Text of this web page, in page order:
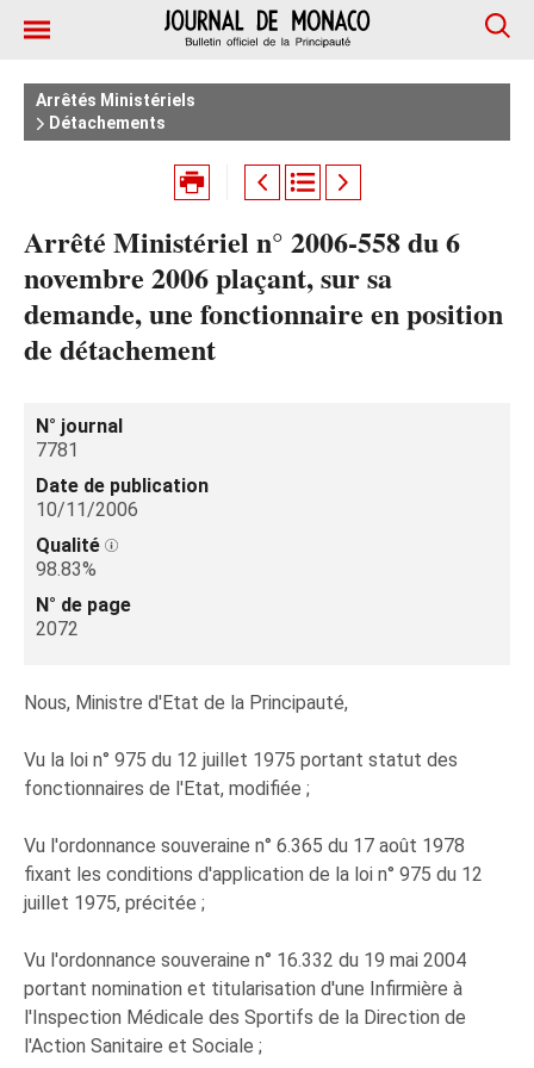
Arrêtés Ministériels
Détachements
Arrêté Ministériel n° 2006-558 du 6
novembre 2006 plaçant, sur sa
demande, une fonctionnaire en position
de détachement
N° journal
7781
Date de publication
10/11/2006
Qualité
98.83%
N° de page
2072
Nous, Ministre d'Etat de la Principauté,
Vu la loi n° 975 du 12 juillet 1975 portant statut des
fonctionnaires de l'Etat, modifiée ;
Vu l'ordonnance souveraine n° 6.365 du 17 août 1978
fixant les conditions d'application de la loi n° 975 du 12
juillet 1975, précitée ;
Vu l'ordonnance souveraine n° 16.332 du 19 mai 2004
portant nomination et titularisation d'une Infirmière à
l'Inspection Médicale des Sportifs de la Direction de
l'Action Sanitaire et Sociale ;